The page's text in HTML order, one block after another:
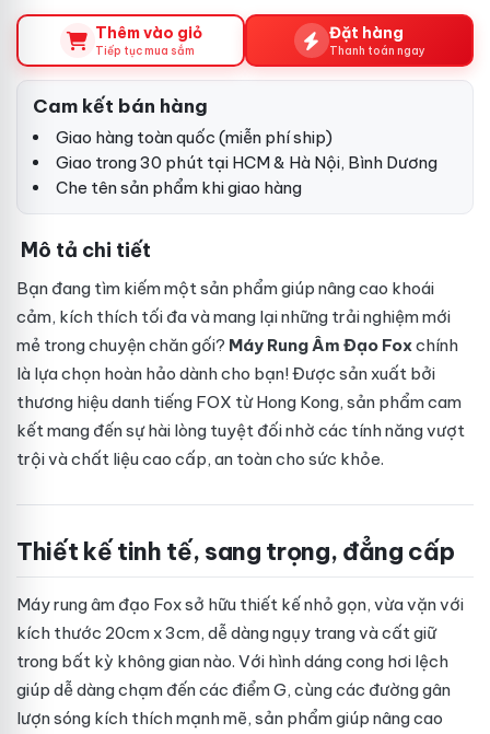
Thêm vào giỏ
Tiếp tục mua sắm
Đặt hàng
Thanh toán ngay
Cam kết bán hàng
Giao hàng toàn quốc (miễn phí ship)
Giao trong 30 phút tại HCM & Hà Nội, Bình Dương
Che tên sản phẩm khi giao hàng
Mô tả chi tiết
Bạn đang tìm kiếm một sản phẩm giúp nâng cao khoái
cảm, kích thích tối đa và mang lại những trải nghiệm mới
mẻ trong chuyện chăn gối? Máy Rung Âm Đạo Foxchính
là lựa chọn hoàn hảo dành cho bạn! Được sản xuất bởi
thương hiệu danh tiếng FOX từ Hong Kong, sản phẩm cam
kết mang đến sự hài lòng tuyệt đối nhờ các tính năng vượt
trội và chất liệu cao cấp, an toàn cho sức khỏe.
Thiết kế tinh tế, sang trọng, đẳng cấp
Máy rung âm đạo Fox sở hữu thiết kế nhỏ gọn, vừa vặn với
kích thước 20cm x 3cm, dễ dàng ngụy trang và cất giữ
trong bất kỳ không gian nào. Với hình dáng cong hơi lệch
giúp dễ dàng chạm đến các điểm G, cùng các đường gân
lượn sóng kích thích mạnh mẽ, sản phẩm giúp nâng cao